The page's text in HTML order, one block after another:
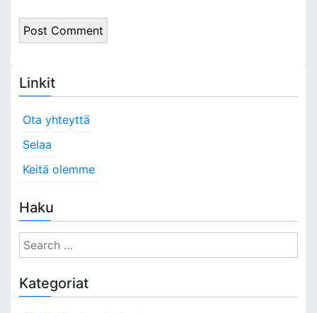
Linkit
Ota yhteyttä
Selaa
Keitä olemme
Haku
S
e
rKategoriat